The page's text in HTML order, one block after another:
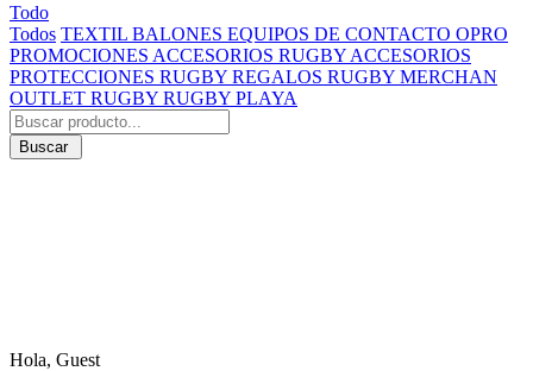
Todo
Todos TEXTIL BALONES EQUIPOS DE CONTACTO OPRO
PROMOCIONES ACCESORIOS RUGBY ACCESORIOS
PROTECCIONES RUGBY REGALOS RUGBY MERCHAN
OUTLET RUGBY RUGBY PLAYA
Buscar
Hola, Guest